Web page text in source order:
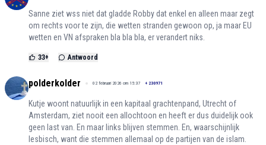
Sanne ziet wss niet dat gladde Robby dat enkel en alleen maar zegt
om rechts voor te zijn, die wetten stranden gewoon op, ja maar EU
wetten en VN afspraken bla bla bla, er verandert niks.
33+ Antwoord
polderkolder 02 februari 2026 om 15:37 + 230971
Kutje woont natuurlijk in een kapitaal grachtenpand, Utrecht of
Amsterdam, ziet nooit een allochtoon en heeft er dus duidelijk ook
geen last van. En maar links blijven stemmen. En, waarschijnlijk
lesbisch, want die stemmen allemaal op de partijen van de islam.